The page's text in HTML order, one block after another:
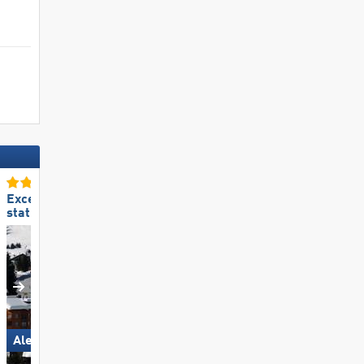
Excellente
station de ski familiale
Aletsch Arena